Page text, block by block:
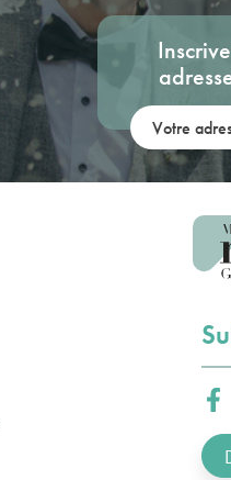
Votre adresse